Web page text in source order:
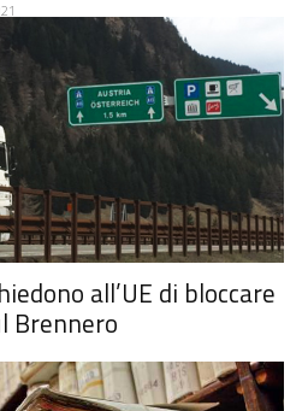
all’UE di bloccare
Brennero